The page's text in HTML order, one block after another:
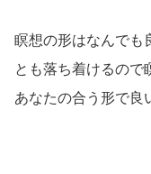
瞑想の形はなんでも
とも落ち着けるので
あなたの合う形で良